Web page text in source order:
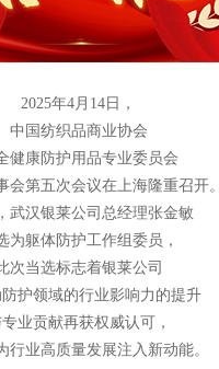
2025年4 月 14日，
中国纺织品商业协会
健康防护用品专业委员会
会第五次会议在上海隆重召开。
武汉银莱公司总经理张金敏
为躯体防护工作组委员，
次当选标志着银莱公司
护领域的行业影响力的提升
业贡献再获权威认可，
行业高质量发展注入新动能。